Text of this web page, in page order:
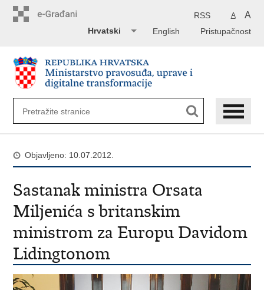
A A
RSS
Pristupačnost
English
Hrvatski
Objavljeno: 10.07.2012.
Sastanak ministra Orsata
Miljenića s britanskim
ministrom za Europu Davidom
Lidingtonom